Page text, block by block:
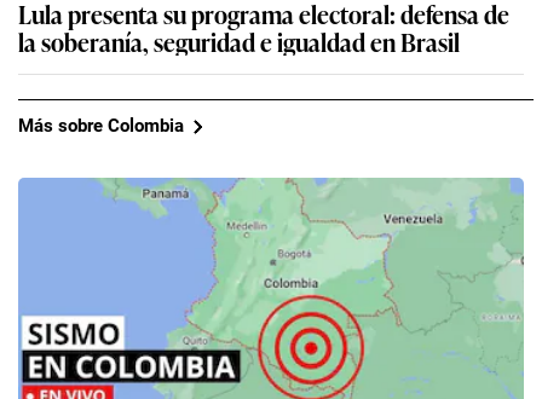
Lula presenta su programa electoral: defensa de
la soberanía, seguridad e igualdad en Brasil
Más sobre Colombia